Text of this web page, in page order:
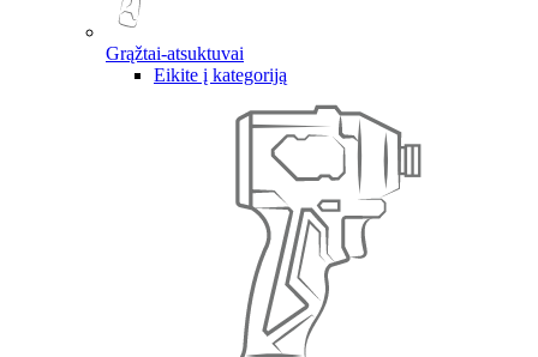
Grąžtai-atsuktuvai
Eikite į kategoriją